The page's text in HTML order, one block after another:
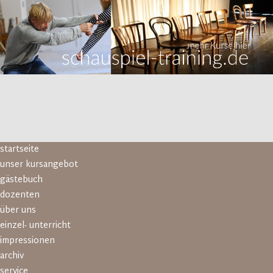
Navigation
überspringen
startseite
unser kursangebot
gästebuch
dozenten
über uns
einzel- unterricht
impressionen
archiv